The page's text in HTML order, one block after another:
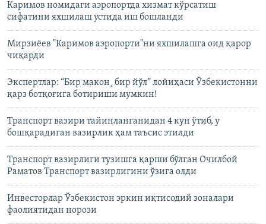
Каримов номидаги аэропортда хизмат кўрсатиш
сифатини яхшилаш устида иш бошланди
Мирзиëев "Каримов аэропорти"ни яхшилашга оид қарор
чиқарди
Экспертлар: “Бир макон¸ бир йўл” лойиҳаси Ўзбекистонни
қарз ботқоғига ботириши мумкин!
Транспорт вазири тайинланганидан 4 кун ўтиб, у
бошқарадиган вазирлик ҳам таъсис этилди
Транспорт вазирлиги тузишга қарши бўлган Очилбой
Раматов Транспорт вазирлигини ўзига олди
Инвесторлар Ўзбекистон эркин иқтисодий зоналари
фаолиятидан норози